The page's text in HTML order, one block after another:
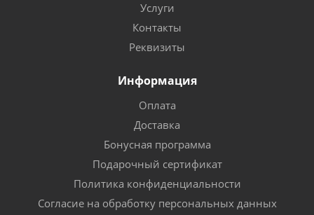
Услуги
Контакты
Реквизиты
Информация
Оплата
Доставка
Бонусная программа
Подарочный сертификат
Политика конфиденциальности
Согласие на обработку персональных данных